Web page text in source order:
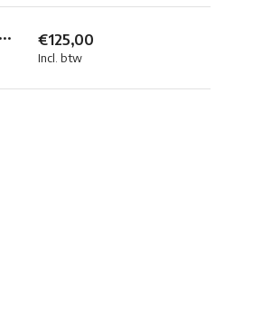
€125,00
Incl. btw